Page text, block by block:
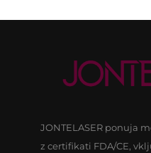
JONTELASER ponuja
z certifikati FDA/CE,